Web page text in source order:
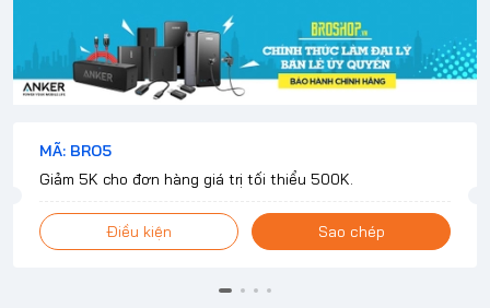
MÃ: BRO5
Giảm 5K cho đơn hàng giá trị tối thiểu 500K.
Điều kiện Sao chép